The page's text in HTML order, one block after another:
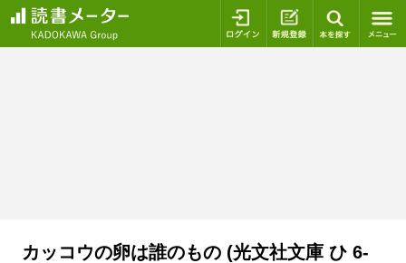
ログイン 新規登録
カッコウの卵は誰のもの (光文社文庫 ひ 6-